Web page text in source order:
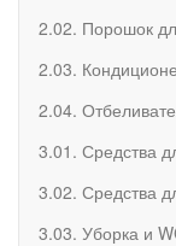
2.02. Порошок
2.03.
2.04.
3.01. Средства
3.02. Средства
3.03. Уборка и